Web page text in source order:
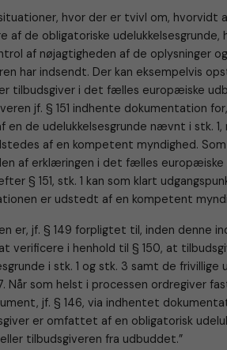
hvor der er tvivl om,
af de obligatoriske
af nøjagtigheden af de oplysninger
har indsendt. Der kan eksempelvis
tilbudsgiver i det fælles europæiske
jf. § 151 indhente dokumentation
de udelukkelsesgrunde nævnt i stk.
af en kompetent myndighed.
af erklæringen i det fælles
§ 151, stk. 1 kan som klart
er udstedt af en kompetent
er, jf. § 149 forpligtet til, inden denne
verificere i henhold til § 150, at
i stk. 1 og stk. 3 samt de frivillige
7. Når som helst i processen ordregiver
jf. § 146, via indhentet
er omfattet af en obligatorisk
tilbudsgiveren fra udbuddet.”